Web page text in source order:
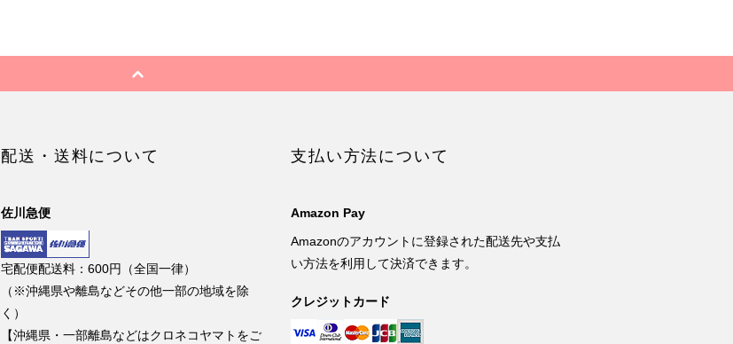
配送・送料について
佐川急便
宅配便配送料：600円（全国一律）
（※沖縄県や離島などその他一部の地域を除
く）
【沖縄県・一部離島などはクロネコヤマトをご
支払い方法について
Amazon Pay
Amazonのアカウントに登録された配送先や支払
い方法を利用して決済できます。
クレジットカード